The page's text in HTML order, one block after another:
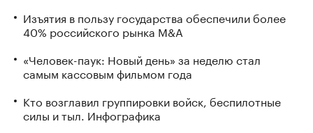
Изъятия в пользу государства обеспечили более
40% российского рынка M&A
«Человек-паук: Новый день» за неделю стал
самым кассовым фильмом года
Кто возглавил группировки войск, беспилотные
силы и тыл. Инфографика